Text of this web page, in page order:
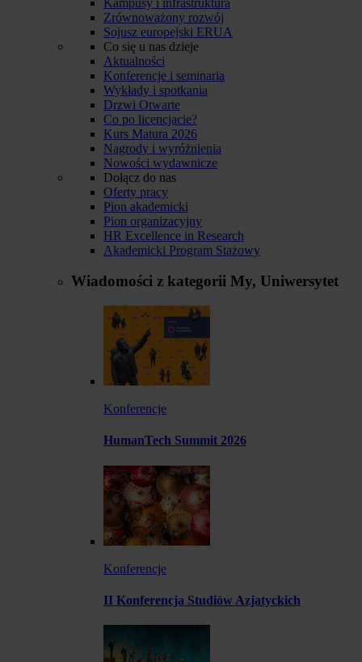
Zrównoważony rozwój
Sojusz europejski ERUA
Co się u nas dzieje
Aktualności
Konferencje i seminaria
Wykłady i spotkania
Drzwi Otwarte
Co po licencjacie?
Kurs Matura 2026
Nagrody i wyróżnienia
Nowości wydawnicze
Dołącz do nas
Oferty pracy
Pion akademicki
Pion organizacyjny
HR Excellence in Research
Akademicki Program Stażowy
Wiadomości z kategorii My, Uniwersytet
Konferencje
HumanTech Summit 2026
Konferencje
II Konferencja Studiów Azjatyckich